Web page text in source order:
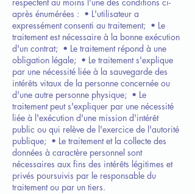
respectent au moins l'une des conditions ci-
après énumérées : • L'utilisateur a
expressément consenti au traitement; • Le
traitement est nécessaire à la bonne exécution
d'un contrat; • Le traitement répond à une
obligation légale; • Le traitement s'explique
par une nécessité liée à la sauvegarde des
intérêts vitaux de la personne concernée ou
d'une autre personne physique; • Le
traitement peut s'expliquer par une nécessité
liée à l'exécution d'une mission d'intérêt
public ou qui relève de l'exercice de l'autorité
publique; • Le traitement et la collecte des
données à caractère personnel sont
nécessaires aux fins des intérêts légitimes et
privés poursuivis par le responsable du
traitement ou par un tiers.